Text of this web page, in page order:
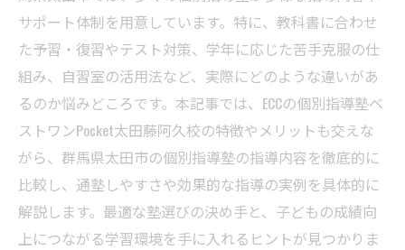
サポート体制を用意しています。特に、教科書に合わせ
た予習・復習やテスト対策、学年に応じた苦手克服の仕
組み、自習室の活用法など、実際にどのような違いがあ
るのか悩みどころです。本記事では、ECCの個別指導塾ベ
ストワンPocket太田藤阿久校の特徴やメリットも交えな
がら、群馬県太田市の個別指導塾の指導内容を徹底的に
比較し、通塾しやすさや効果的な指導の実例を具体的に
解説します。最適な塾選びの決め手と、子どもの成績向
上につながる学習環境を手に入れるヒントが見つかりま